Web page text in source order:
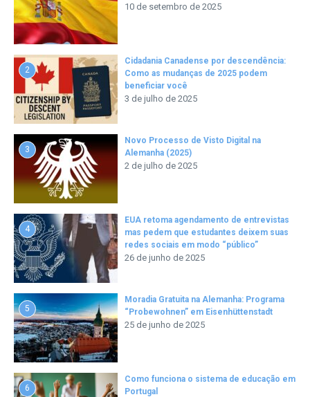
10 de setembro de 2025
2
Cidadania Canadense por descendência:
Como as mudanças de 2025 podem
beneficiar você
3 de julho de 2025
3
Novo Processo de Visto Digital na
Alemanha (2025)
2 de julho de 2025
4
EUA retoma agendamento de entrevistas
mas pedem que estudantes deixem suas
redes sociais em modo “público”
26 de junho de 2025
5
Moradia Gratuita na Alemanha: Programa
“Probewohnen” em Eisenhüttenstadt
25 de junho de 2025
6
Como funciona o sistema de educação em
Portugal